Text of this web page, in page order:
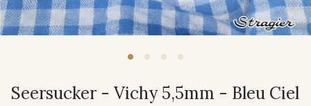
Seersucker - Vichy 5,5mm - Bleu Ciel